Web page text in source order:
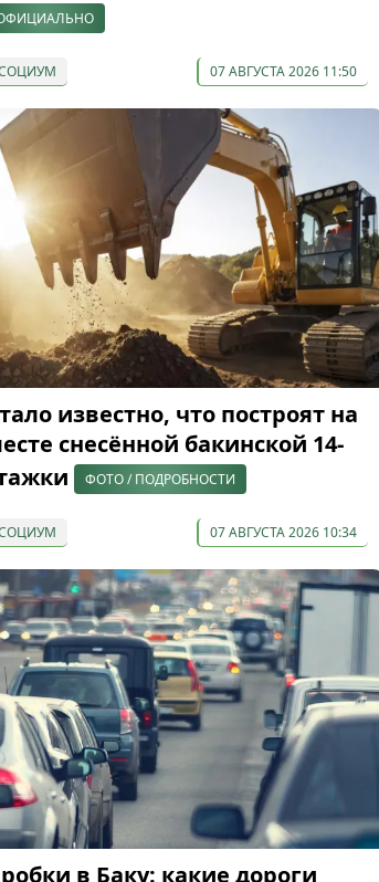
07 АВГУСТА 2026 11:50
известно, что построят на
снесённой бакинской 14-
ФОТО / ПОДРОБНОСТИ
07 АВГУСТА 2026 10:34
в Баку: какие дороги